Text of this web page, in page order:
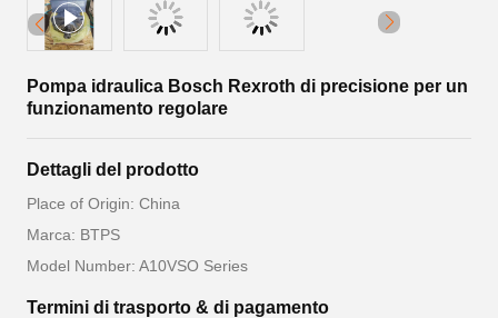
Pompa idraulica Bosch Rexroth di precisione per un
funzionamento regolare
Dettagli del prodotto
Place of Origin: China
Marca: BTPS
Model Number: A10VSO Series
Termini di trasporto & di pagamento